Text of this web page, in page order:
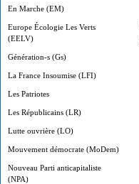
En Marche (EM)
Europe Écologie Les Verts
(EELV)
Génération-s (Gs)
La France Insoumise (LFI)
Les Patriotes
Les Républicains (LR)
Lutte ouvrière (LO)
Mouvement démocrate (MoDem)
Nouveau Parti anticapitaliste
(NPA)